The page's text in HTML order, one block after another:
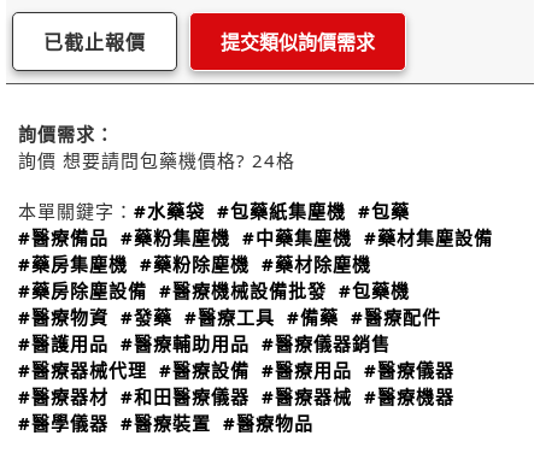
已截止報價 提交類似詢價需求
詢價需求：
詢價 想要請問包藥機價格? 24格
本單關鍵字： #水藥袋 #包藥紙集塵機 #包藥
#醫療備品 #藥粉集塵機 #中藥集塵機 #藥材集塵設備
#藥房集塵機 #藥粉除塵機 #藥材除塵機
#藥房除塵設備 #醫療機械設備批發 #包藥機
#醫療物資 #發藥 #醫療工具 #備藥 #醫療配件
#醫護用品 #醫療輔助用品 #醫療儀器銷售
#醫療器械代理 #醫療設備 #醫療用品 #醫療儀器
#醫療器材 #和田醫療儀器 #醫療器械 #醫療機器
#醫學儀器 #醫療裝置 #醫療物品